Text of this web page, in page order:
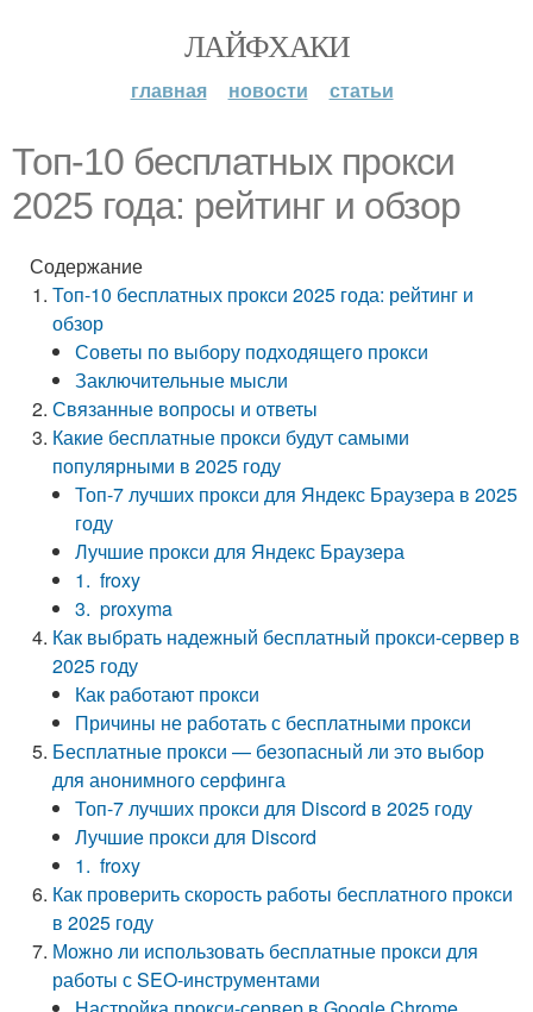
ЛАЙФХАКИ
главная новости статьи
Топ-10 бесплатных прокси
2025 года: рейтинг и обзор
Содержание
Топ-10 бесплатных прокси 2025 года: рейтинг и
обзор
Советы по выбору подходящего прокси
Заключительные мысли
Связанные вопросы и ответы
Какие бесплатные прокси будут самыми
популярными в 2025 году
Топ-7 лучших прокси для Яндекс Браузера в 2025
году
Лучшие прокси для Яндекс Браузера
1. froxy
3. proxyma
Как выбрать надежный бесплатный прокси-сервер в
2025 году
Как работают прокси
Причины не работать с бесплатными прокси
Бесплатные прокси — безопасный ли это выбор
для анонимного серфинга
Топ-7 лучших прокси для Discord в 2025 году
Лучшие прокси для Discord
1. froxy
Как проверить скорость работы бесплатного прокси
в 2025 году
Можно ли использовать бесплатные прокси для
работы с SEO-инструментами